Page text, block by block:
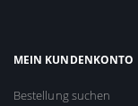
MEIN KUNDENKONTO
Bestellung suchen